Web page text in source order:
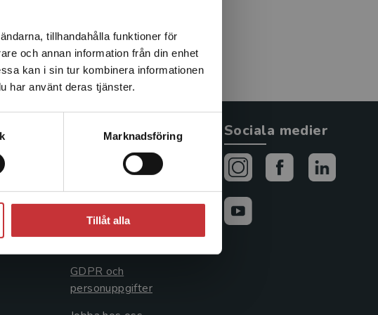
tillhandahålla funktioner för
och annan information från din enhet
kan i sin tur kombinera informationen
har använt deras tjänster.
Marknadsföring
Tillåt alla
via en
utanför
Allmänna länkar
Avtal och rättigheter
Cookies
GDPR och
personuppgifter
Sociala medier